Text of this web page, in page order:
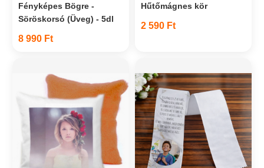
Fényképes Bögre -
Söröskorsó (Üveg) - 5dl
8 990 Ft
Hűtőmágnes kör
2 590 Ft